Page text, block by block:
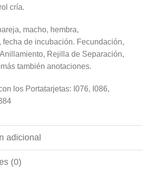
cría.
macho, hembra,
fecha de incubación. Fecundación,
Rejilla de Separación,
también anotaciones.
los Portatarjetas: I076, I086,
adicional
(0)